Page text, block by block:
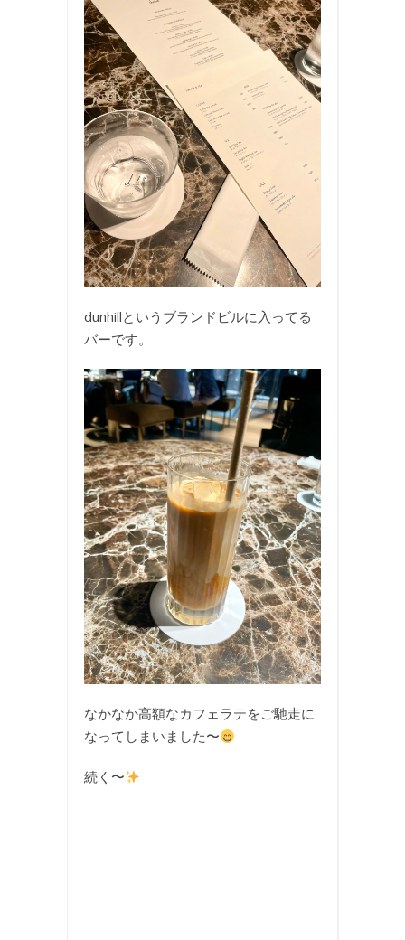
dunhillというブランドビルに入ってる
バーです。
なかなか高額なカフェラテをご馳走に
なってしまいました〜
続く〜